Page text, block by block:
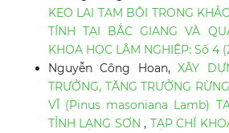
KEO LAI TAM BỘI TRONG
TÍNH TẠI BẮC GIANG VÀ
KHOA HỌC LÂM NGHIỆP: Số 4
Nguyễn Công Hoan,XÂY
TRƯỞNG, TĂNG TRƯỞNG
VĨ (Pinus masoniana Lamb)
TỈNH LẠNG SƠN, TẠP CHÍ